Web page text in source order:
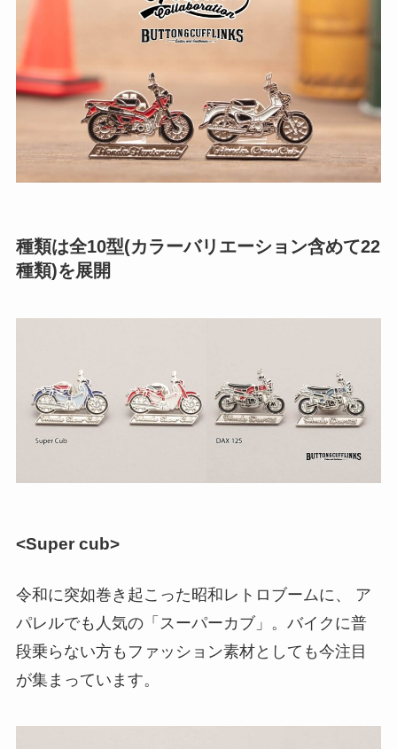
種類は全10型(カラーバリエーション含めて22
種類)を展開
<Super cub>
令和に突如巻き起こった昭和レトロブームに、 ア
パレルでも人気の「スーパーカブ」。バイクに普
段乗らない方もファッション素材としても今注目
が集まっています。